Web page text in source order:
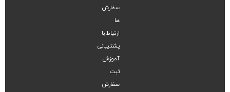
سفارش
ها
ارتباط با
پشتیبانی
آموزش
ثبت
سفارش